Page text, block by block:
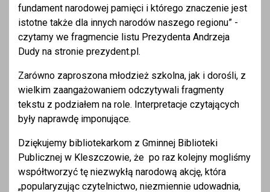
fundament narodowej pamięci i którego znaczenie jest
istotne także dla innych narodów naszego regionu” -
czytamy we fragmencie listu Prezydenta Andrzeja
Dudy na stronie prezydent.pl.
Zarówno zaproszona młodzież szkolna, jak i dorośli, z
wielkim zaangażowaniem odczytywali fragmenty
tekstu z podziałem na role. Interpretacje czytających
były naprawdę imponujące.
Dziękujemy bibliotekarkom z Gminnej Biblioteki
Publicznej w Kleszczowie, że po raz kolejny mogliśmy
współtworzyć tę niezwykłą narodową akcję, która
„popularyzując czytelnictwo, niezmiennie udowadnia,